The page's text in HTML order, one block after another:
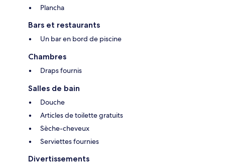
Plancha
Bars et restaurants
Un bar en bord de piscine
Chambres
Draps fournis
Salles de bain
Douche
Articles de toilette gratuits
Sèche-cheveux
Serviettes fournies
Divertissements